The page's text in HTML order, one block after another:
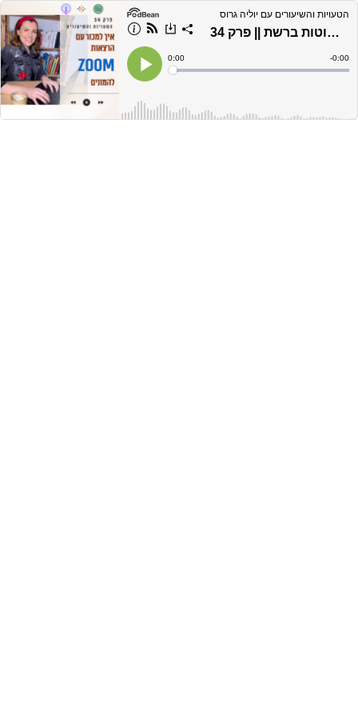
הטעויות והשיעורים עם יוליה גרוס
איך למכור להמונים עם הרצאות פשוטות ברשת || פרק 34
Play
Current
Time
0:00
Loaded:
Time
-0:00